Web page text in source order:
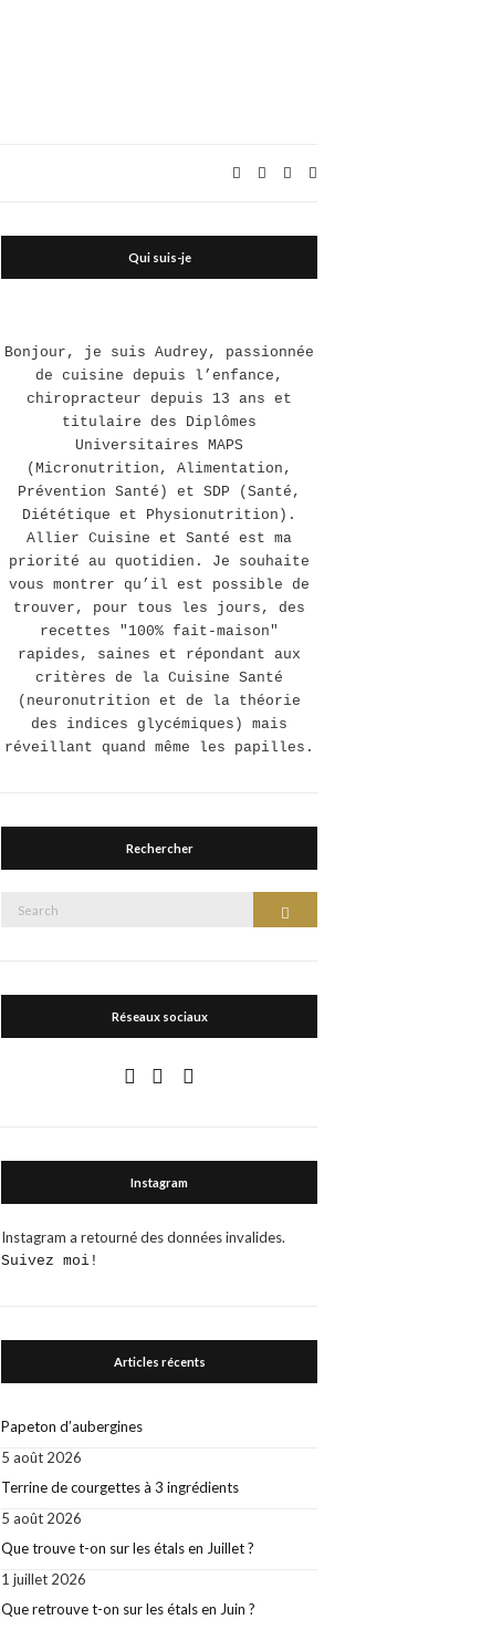
Qui suis-je
Bonjour, je suis Audrey, passionnée
de cuisine depuis l’enfance,
chiropracteur depuis 13 ans et
titulaire des Diplômes
Universitaires MAPS
(Micronutrition, Alimentation,
Prévention Santé) et SDP (Santé,
Diététique et Physionutrition).
Allier Cuisine et Santé est ma
priorité au quotidien. Je souhaite
vous montrer qu’il est possible de
trouver, pour tous les jours, des
recettes "100% fait-maison"
rapides, saines et répondant aux
critères de la Cuisine Santé
(neuronutrition et de la théorie
des indices glycémiques) mais
réveillant quand même les papilles.
Rechercher
Search
Réseaux sociaux
Instagram
Instagram a retourné des données invalides.
Suivez moi!
Articles récents
Papeton d’aubergines
5 août 2026
Terrine de courgettes à 3 ingrédients
5 août 2026
Que trouve t-on sur les étals en Juillet ?
1 juillet 2026
Que retrouve t-on sur les étals en Juin ?